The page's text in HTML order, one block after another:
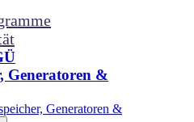
Generatoren &
Generatoren &